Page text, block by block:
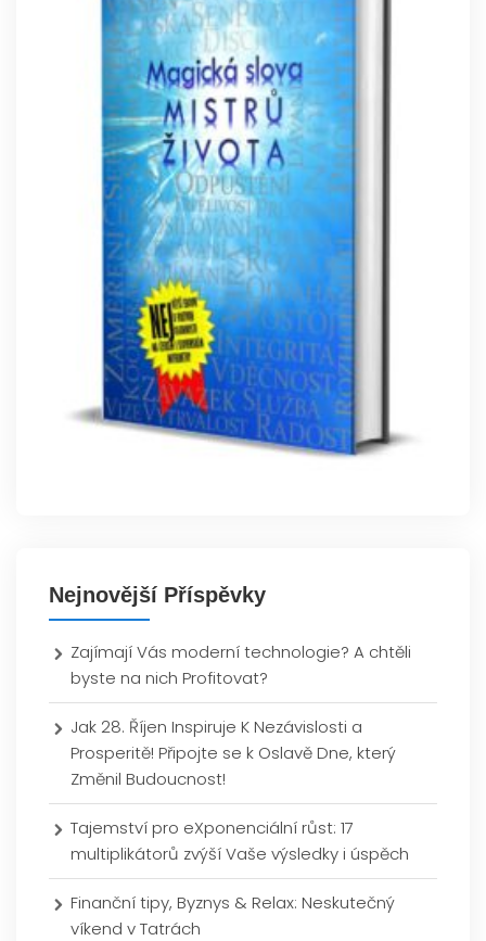
Nejnovější Příspěvky
Zajímají Vás moderní technologie? A chtěli
byste na nich Profitovat?
Jak 28. Říjen Inspiruje K Nezávislosti a
Prosperitě! Připojte se k Oslavě Dne, který
Změnil Budoucnost!
Tajemství pro eXponenciální růst: 17
multiplikátorů zvýší Vaše výsledky i úspěch
Finanční tipy, Byznys & Relax: Neskutečný
víkend v Tatrách